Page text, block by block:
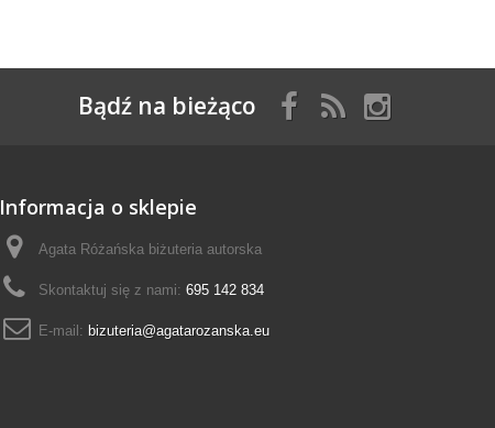
Bądź na bieżąco
Informacja o sklepie
Agata Różańska biżuteria autorska
Skontaktuj się z nami: 695 142 834
E-mail: bizuteria@agatarozanska.eu